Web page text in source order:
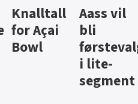
Brus og
jus fra
Berentsen
Hard
iste fra
Hansa